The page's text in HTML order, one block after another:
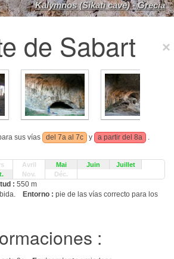
Kalymnos (Sikati cave) - Grecia
de Sabart
sus vías del 7a al 7c y a partir del 8a
.
Avril Mai Juin
Juillet
Nov. Déc.
: 550 m
Entorno : pie de las vías correcto para los
: